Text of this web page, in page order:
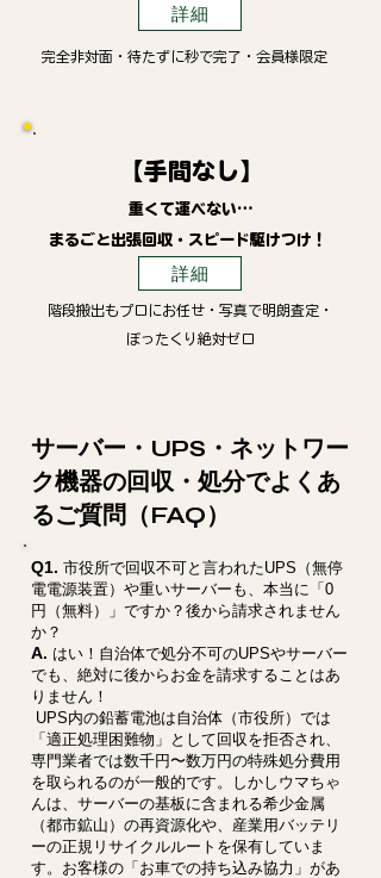
詳細
完全非対面・待たずに秒で完了・会員様限定
【手間なし】
重くて運べない…
まるごと出張回収・スピード駆けつけ！
詳細
階段搬出もプロにお任せ・写真で明朗査定・
ぼったくり絶対ゼロ
サーバー・UPS・ネットワー
ク機器の回収・処分でよくあ
るご質問（FAQ）
Q1. 市役所で回収不可と言われたUPS（無停
電電源装置）や重いサーバーも、本当に「0
円（無料）」ですか？後から請求されません
か？
A. はい！自治体で処分不可のUPSやサーバー
でも、絶対に後からお金を請求することはあ
りません！
UPS内の鉛蓄電池は自治体（市役所）では
「適正処理困難物」として回収を拒否され、
専門業者では数千円〜数万円の特殊処分費用
を取られるのが一般的です。しかしウマちゃ
んは、サーバーの基板に含まれる希少金属
（都市鉱山）の再資源化や、産業用バッテリ
ーの正規リサイクルルートを保有していま
す。お客様の「お車での持ち込み協力」があ